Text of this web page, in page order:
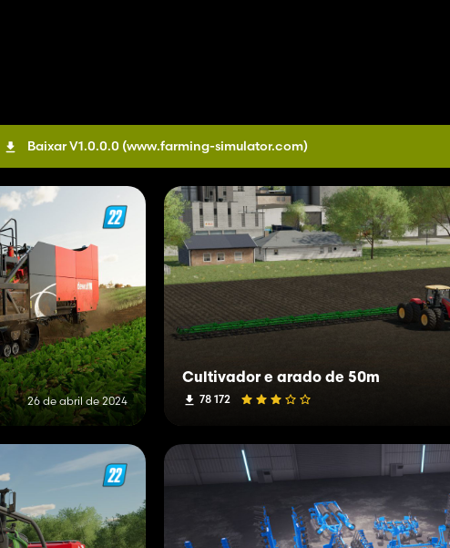
Baixar V1.0.0.0 (www.farming-simulator.com)
26 de abril de 2024
Cultivador e arado de 50m
78 172